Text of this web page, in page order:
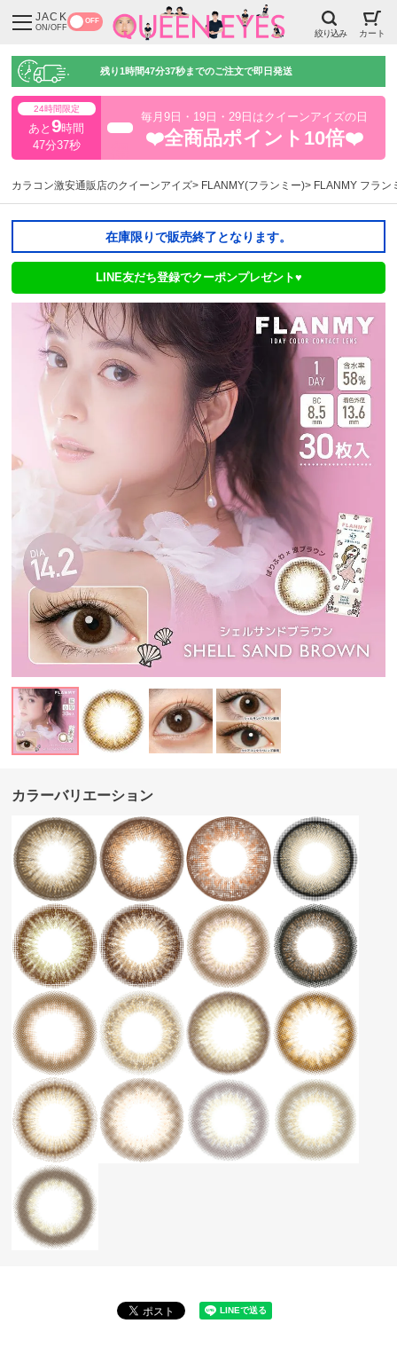
JACK
ON/OFF
OFF
絞り込み カート
残り1時間47分36秒までのご注文で即日発送
24時間限定
あと9時間
47分36秒
毎月9日・19日・29日はクイーンアイズの日
❤️全商品ポイント10倍❤️
カラコン激安通販店のクイーンアイズ FLANMY(フランミー) FLANMY フラン
在庫限りで販売終了となります。
LINE友だち登録でクーポンプレゼント♥
カラーバリエーション